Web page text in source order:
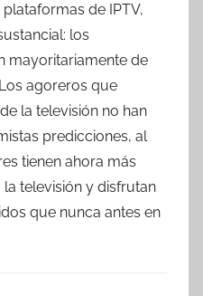
de IPTV,
los
mayoritariamente de
agoreros que
la televisión no han
predicciones, al
tienen ahora más
televisión y disfrutan
que nunca antes en